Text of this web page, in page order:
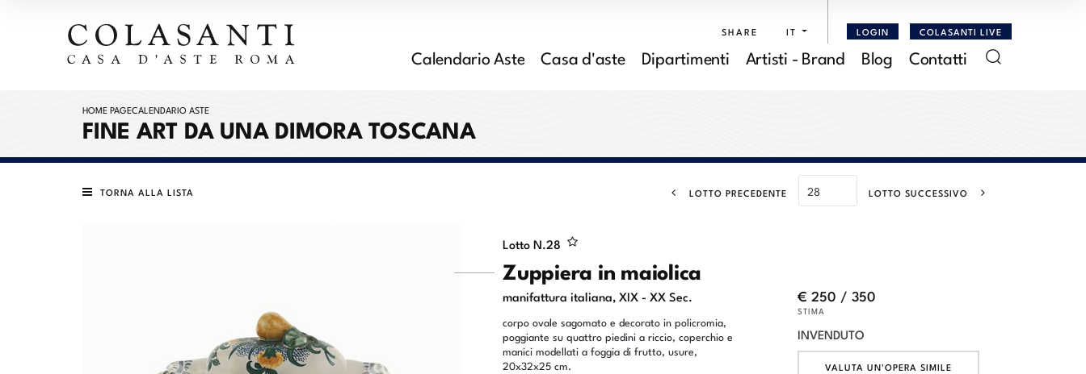
SHARE IT LOGIN COLASANTI LIVE
Calendario Aste Casa d'aste Dipartimenti Artisti - Brand Blog Contatti
HOME PAGECALENDARIO ASTE
FINE ART DA UNA DIMORA TOSCANA
TORNA ALLA LISTA LOTTO PRECEDENTE LOTTO SUCCESSIVO
Lotto N.28
Zuppiera in maiolica
manifattura italiana, XIX - XX Sec.
corpo ovale sagomato e decorato in policromia,
poggiante su quattro piedini a riccio, coperchio e
manici modellati a foggia di frutto, usure,
20x32x25 cm.
€ 250 / 350
STIMA
INVENDUTO
VALUTA UN'OPERA SIMILE